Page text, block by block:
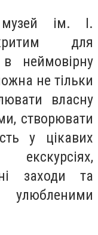
музей ім. І.
для
неймовірну
не тільки
власну
створювати
у цікавих
екскурсіях,
заходи та